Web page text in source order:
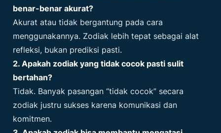
benar-benar akurat?
Akurat atau tidak bergantung pada cara
menggunakannya. Zodiak lebih tepat sebagai alat
refleksi, bukan prediksi pasti.
2. Apakah zodiak yang tidak cocok pasti sulit
bertahan?
Tidak. Banyak pasangan “tidak cocok” secara
zodiak justru sukses karena komunikasi dan
komitmen.